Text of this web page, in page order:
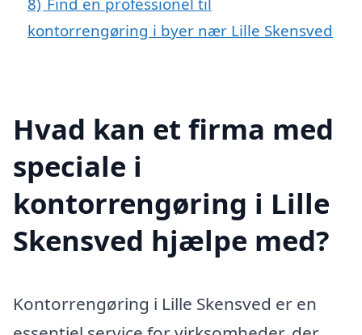
kontorrengøring i byer nær Lille Skensved
Hvad kan et firma med
speciale i
kontorrengøring i Lille
Skensved hjælpe med?
Kontorrengøring i Lille Skensved er en